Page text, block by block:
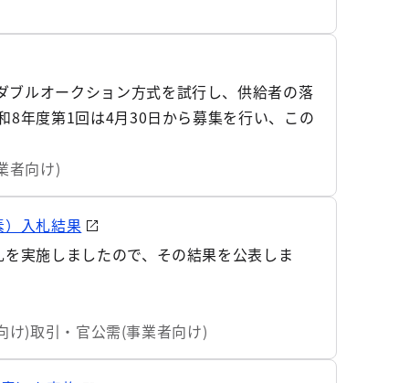
ルオークション方式を試行し、供給者の落
8年度第1回は4月30日から募集を行い、この
者向け)
入札結果
実施しましたので、その結果を公表しま
け)取引・官公需(事業者向け)